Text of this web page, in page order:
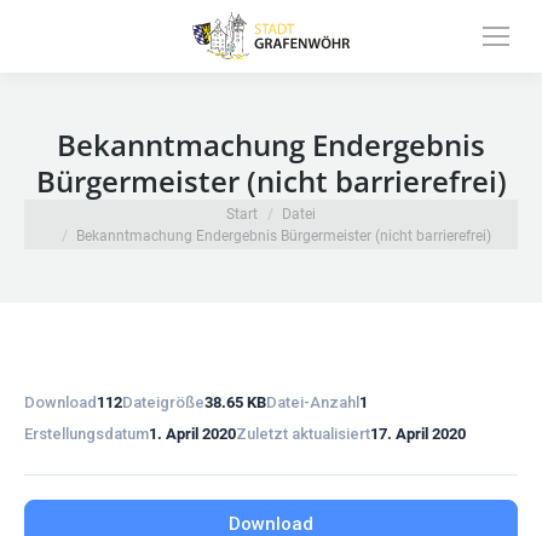
Bekanntmachung Endergebnis
Bürgermeister (nicht barrierefrei)
Start
Datei
Bekanntmachung Endergebnis Bürgermeister (nicht barrierefrei)
Download 112Dateigröße38.65 KBDatei-Anzahl 1
Erstellungsdatum1. April 2020Zuletzt aktualisiert17. April 2020
Download